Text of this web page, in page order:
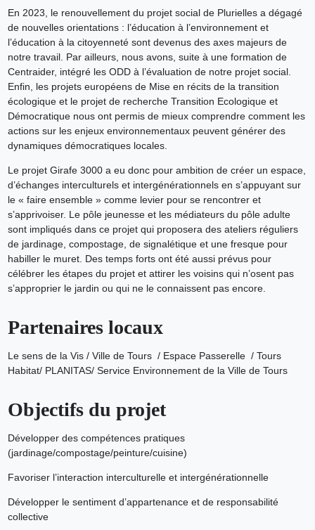
En 2023, le renouvellement du projet social de Plurielles a dégagé
de nouvelles orientations : l’éducation à l’environnement et
l’éducation à la citoyenneté sont devenus des axes majeurs de
notre travail. Par ailleurs, nous avons, suite à une formation de
Centraider, intégré les ODD à l’évaluation de notre projet social.
Enfin, les projets européens de Mise en récits de la transition
écologique et le projet de recherche Transition Ecologique et
Démocratique nous ont permis de mieux comprendre comment les
actions sur les enjeux environnementaux peuvent générer des
dynamiques démocratiques locales.
Le projet Girafe 3000 a eu donc pour ambition de créer un espace,
d’échanges interculturels et intergénérationnels en s’appuyant sur
le « faire ensemble » comme levier pour se rencontrer et
s’apprivoiser. Le pôle jeunesse et les médiateurs du pôle adulte
sont impliqués dans ce projet qui proposera des ateliers réguliers
de jardinage, compostage, de signalétique et une fresque pour
habiller le muret. Des temps forts ont été aussi prévus pour
célébrer les étapes du projet et attirer les voisins qui n’osent pas
s’approprier le jardin ou qui ne le connaissent pas encore.
Partenaires locaux
Le sens de la Vis / Ville de Tours / Espace Passerelle / Tours
Habitat/ PLANITAS/ Service Environnement de la Ville de Tours
Objectifs du projet
Développer des compétences pratiques
(jardinage/compostage/peinture/cuisine)
Favoriser l’interaction interculturelle et intergénérationnelle
Développer le sentiment d’appartenance et de responsabilité
collective